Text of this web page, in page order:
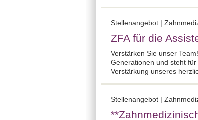
Stellenangebot |
ZFA für die
Verstärken Sie unser
Generationen und steht
Verstärkung unseres
Stellenangebot |